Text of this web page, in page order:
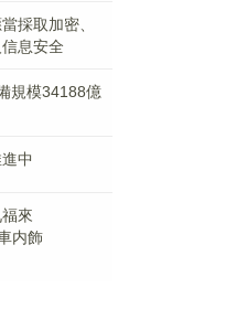
採取加密、
息安全
規模34188億
中
來
内飾